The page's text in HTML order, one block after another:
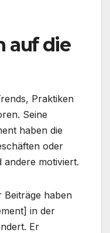
auf die
Praktiken
Seine
haben die
oder
andere motiviert.
Beiträge haben
in der
Er